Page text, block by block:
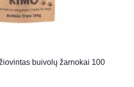
buivolų žarnokai 100